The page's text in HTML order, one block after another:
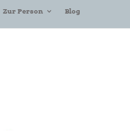
Zur Person Blog